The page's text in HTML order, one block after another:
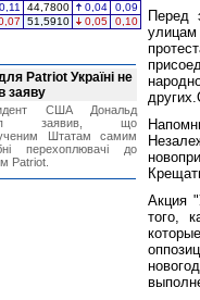
Перед
Акция
того,
0,11 44,7800 0,04
0,09
51,5910 0,05 0,10
Patriot Україні не
заяву
США Дональд
заявив, що
Штатам самим
перехоплювачі до
Patriot.